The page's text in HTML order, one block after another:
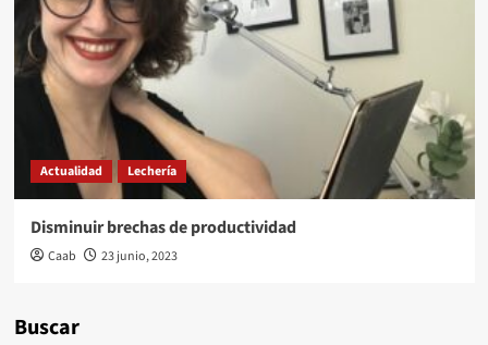
Actualidad Lechería
Disminuir brechas de productividad
Caab 23 junio, 2023
Buscar